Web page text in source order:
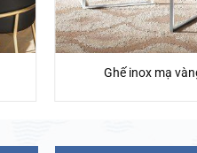
Ghế inox mạ